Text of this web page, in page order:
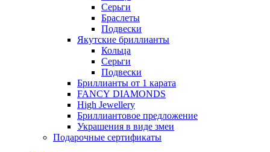
Серьги
Браслеты
Подвески
Якутские бриллианты
Кольца
Серьги
Подвески
Бриллианты от 1 карата
FANCY DIAMONDS
High Jewellery
Бриллиантовое предложение
Украшения в виде змеи
Подарочные сертификаты